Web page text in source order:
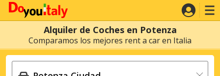
Alquiler de Coches en Potenza
Comparamos los mejores rent a car en Italia